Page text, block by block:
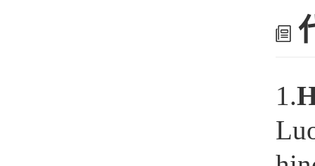
1.